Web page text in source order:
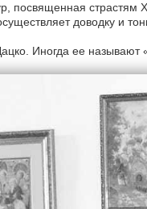
посвященная
доводку и
Иногда ее называют